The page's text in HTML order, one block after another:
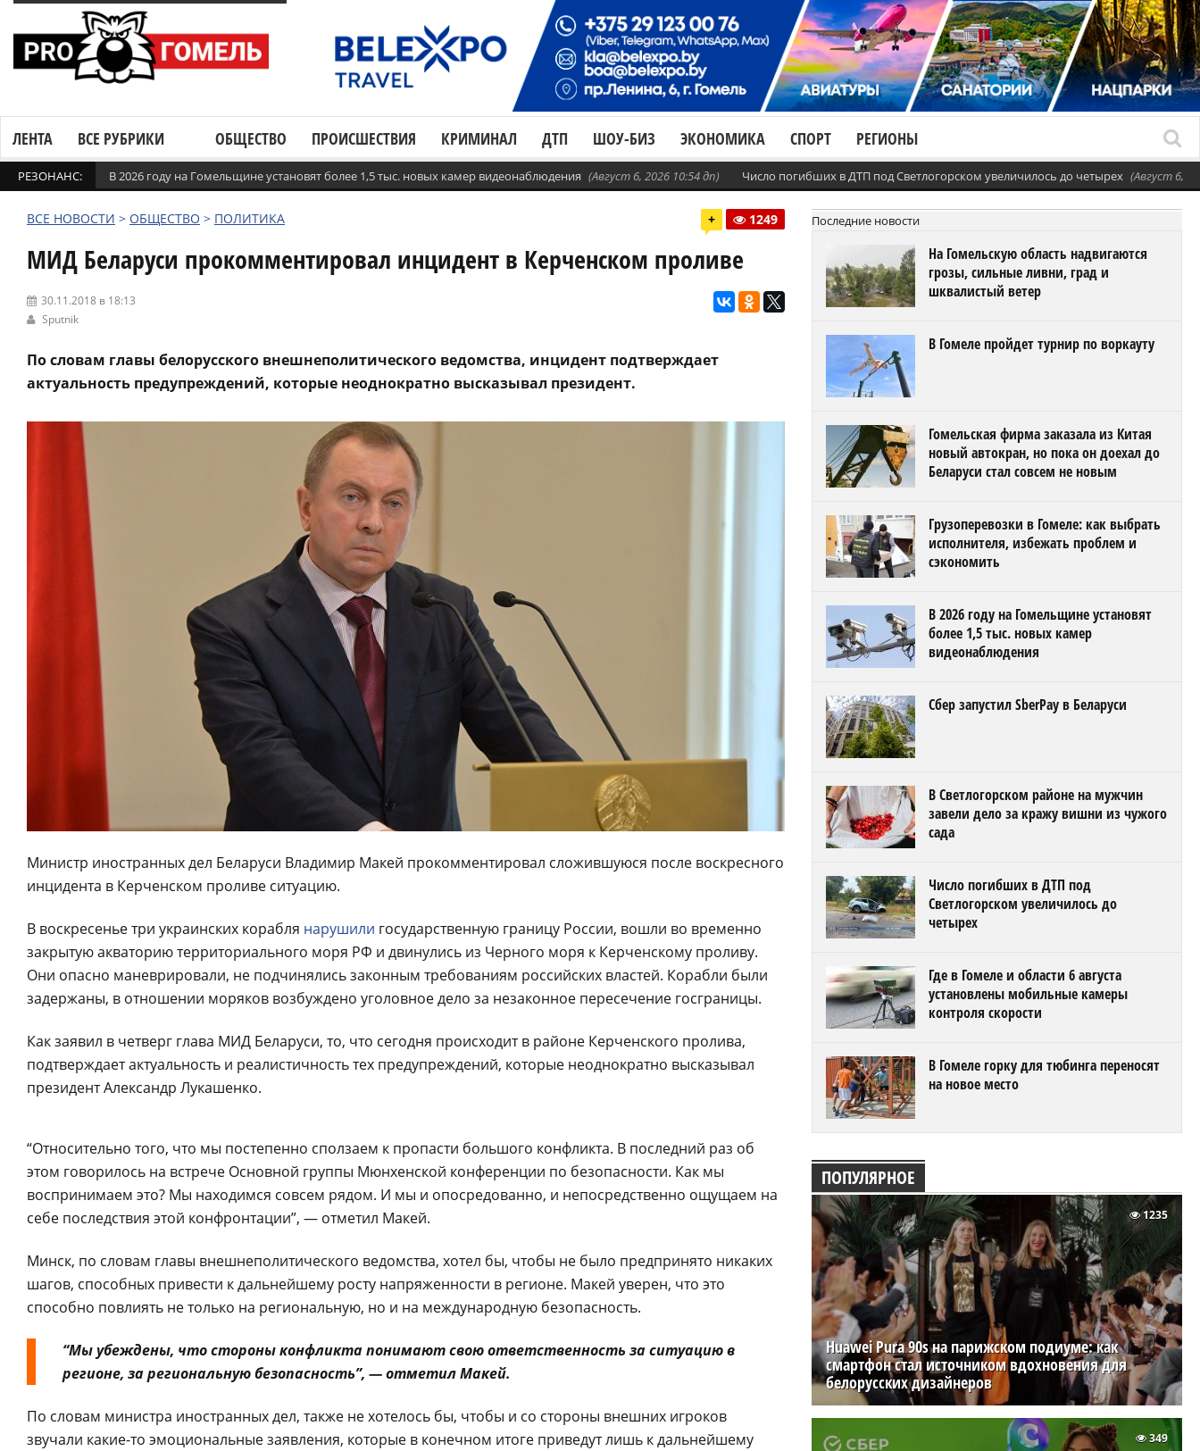
ЛЕНТА ВСЕ РУБРИКИ ОБЩЕСТВО ПРОИСШЕСТВИЯ КРИМИНАЛ ДТП ШОУ-БИЗ ЭКОНОМИКА СПОРТ РЕГИОНЫ
РЕЗОНАНС: В 2026 году на Гомельщине установят более 1,5 тыс. новых камер видеонаблюдения (Август 6, 2026 10:54 дп) Число погибших в ДТП под Светлогорском увеличилось до четырех (Август 6,
ВСЕ НОВОСТИ > ОБЩЕСТВО > ПОЛИТИКА + 1249
МИД Беларуси прокомментировал инцидент в Керченском проливе
30.11.2018 в 18:13
Sputnik
По словам главы белорусского внешнеполитического ведомства, инцидент подтверждает
актуальность предупреждений, которые неоднократно высказывал президент.
Министр иностранных дел Беларуси Владимир Макей прокомментировал сложившуюся после воскресного
инцидента в Керченском проливе ситуацию.
В воскресенье три украинских корабля нарушили государственную границу России, вошли во временно
закрытую акваторию территориального моря РФ и двинулись из Черного моря к Керченскому проливу.
Они опасно маневрировали, не подчинялись законным требованиям российских властей. Корабли были
задержаны, в отношении моряков возбуждено уголовное дело за незаконное пересечение госграницы.
Как заявил в четверг глава МИД Беларуси, то, что сегодня происходит в районе Керченского пролива,
подтверждает актуальность и реалистичность тех предупреждений, которые неоднократно высказывал
президент Александр Лукашенко.
“Относительно того, что мы постепенно сползаем к пропасти большого конфликта. В последний раз об
этом говорилось на встрече Основной группы Мюнхенской конференции по безопасности. Как мы
воспринимаем это? Мы находимся совсем рядом. И мы и опосредованно, и непосредственно ощущаем на
себе последствия этой конфронтации”, — отметил Макей.
Минск, по словам главы внешнеполитического ведомства, хотел бы, чтобы не было предпринято никаких
шагов, способных привести к дальнейшему росту напряженности в регионе. Макей уверен, что это
способно повлиять не только на региональную, но и на международную безопасность.
“Мы убеждены, что стороны конфликта понимают свою ответственность за ситуацию в
регионе, за региональную безопасность”, — отметил Макей.
По словам министра иностранных дел, также не хотелось бы, чтобы и со стороны внешних игроков
звучали какие-то эмоциональные заявления, которые в конечном итоге приведут лишь к дальнейшему
Последние новости
На Гомельскую область надвигаются
грозы, сильные ливни, град и
шквалистый ветер
В Гомеле пройдет турнир по воркауту
Гомельская фирма заказала из Китая
новый автокран, но пока он доехал до
Беларуси стал совсем не новым
Грузоперевозки в Гомеле: как выбрать
исполнителя, избежать проблем и
сэкономить
В 2026 году на Гомельщине установят
более 1,5 тыс. новых камер
видеонаблюдения
Сбер запустил SberPay в Беларуси
В Светлогорском районе на мужчин
завели дело за кражу вишни из чужого
сада
Число погибших в ДТП под
Светлогорском увеличилось до
четырех
Где в Гомеле и области 6 августа
установлены мобильные камеры
контроля скорости
В Гомеле горку для тюбинга переносят
на новое место
ПОПУЛЯРНОЕ
Huawei Pura 90s на парижском подиуме: как
смартфон стал источником вдохновения для
белорусских дизайнеров
1235
349